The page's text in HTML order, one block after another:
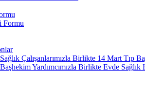
Formu
Çalışanlarımızla Birlikte 14 Mart Tıp
Yardımcımızla Birlikte Evde